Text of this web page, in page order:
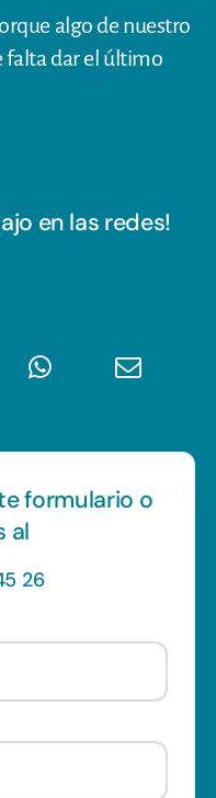
algo de nuestro
falta dar el último
en las redes!
formulario o
al
26